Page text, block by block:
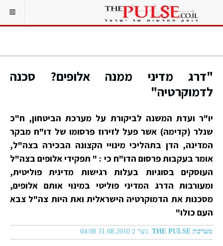
"דרג מדיני ממנה אלופים? סכנה
לדמוקרטיה"
יו"ר ועדת המשנה לביקורת על מערכת הביטחון, ח"כ
שנלר (קדימה) אשר פעל לזירוז פרסומו של דו"ח מבקר
המדינה, הדן בתהליכי מינויי הקצונה הבכירה בצה"ל,
אומר בעקבות פרסום הדו"ח כי : " תפקידי אלופים בצה"ל
העוסקים בסוגיות בעלות רגישות מדינית פוליטית,
ומעורבות הדרג המדיני פוליטי במינוי אותם אלופים,
מסכנות את הדמוקרטיה הישראלית ואת היות צה"ל צבא
העם כולו"
מערכת THE PULSE נוצר ב 31.08.2010 04:08